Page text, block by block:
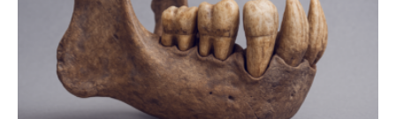
Team haben am Vulkan Oldoinyo Lengai in Tansania
solche Tremore lokalisiert. „Wir konnten die Tremore
nicht nur nachweisen, sondern ihren Ort in…